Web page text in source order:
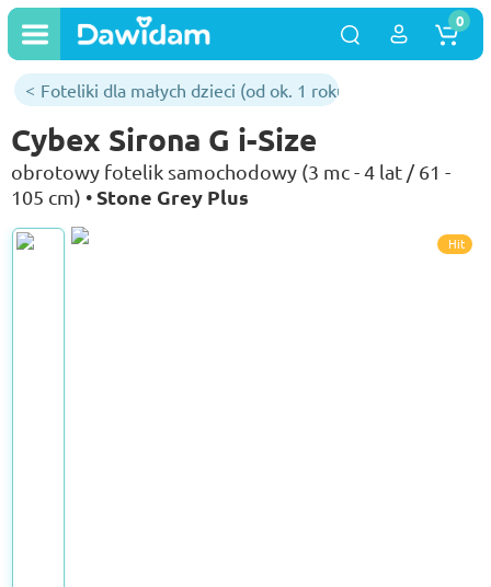
0
Foteliki dla małych dzieci (od ok. 1 roku)
Cybex Sirona G i-Size
obrotowy fotelik samochodowy (3 mc - 4 lat / 61 -
105 cm) • Stone Grey Plus
Hit